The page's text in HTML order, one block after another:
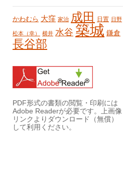
かわむら 大窪 家治 成田 日置 日野
松本（幸） 横井 水谷 築城 鎌倉
長谷部
PDF形式の書類の閲覧・印刷には
Adobe Readerが必要です。上画像
リンクよりダウンロード（無償）
して利用ください。